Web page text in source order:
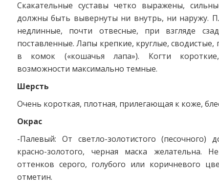
Скакательные суставы четко выражены,
должны быть вывернуты ни внутрь, ни наружу.
недлинные, почти отвесные, при взгляде
поставленные. Лапы крепкие, круглые,
в комок («кошачья лапа»). Когти
возможности максимально темные.
Шерсть
Очень короткая, плотная, прилегающая к коже,
Окрас
-Палевый: От светло-золотистого (песочного)
красно-золотого, черная маска желательна.
оттенков серого, голубого или коричневого
отметин.